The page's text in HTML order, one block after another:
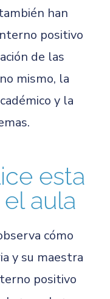
han
positivo
de las
mismo, la
y la
esta
aula
cómo
y su maestra
positivo